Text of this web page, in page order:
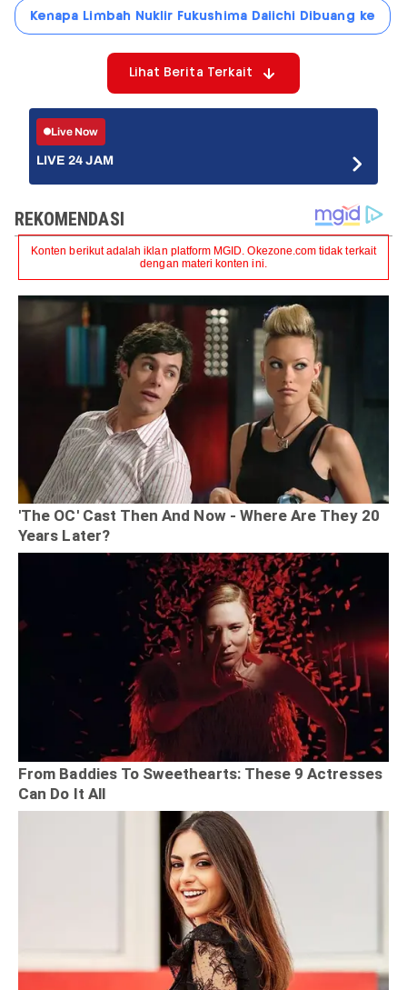
Kenapa Limbah Nuklir Fukushima Daiichi Dibuang ke
Lihat Berita Terkait
Live Now
LIVE 24 JAM